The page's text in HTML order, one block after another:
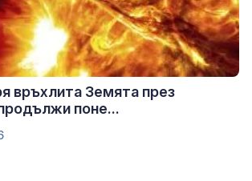
връхлита Земята през
поне...